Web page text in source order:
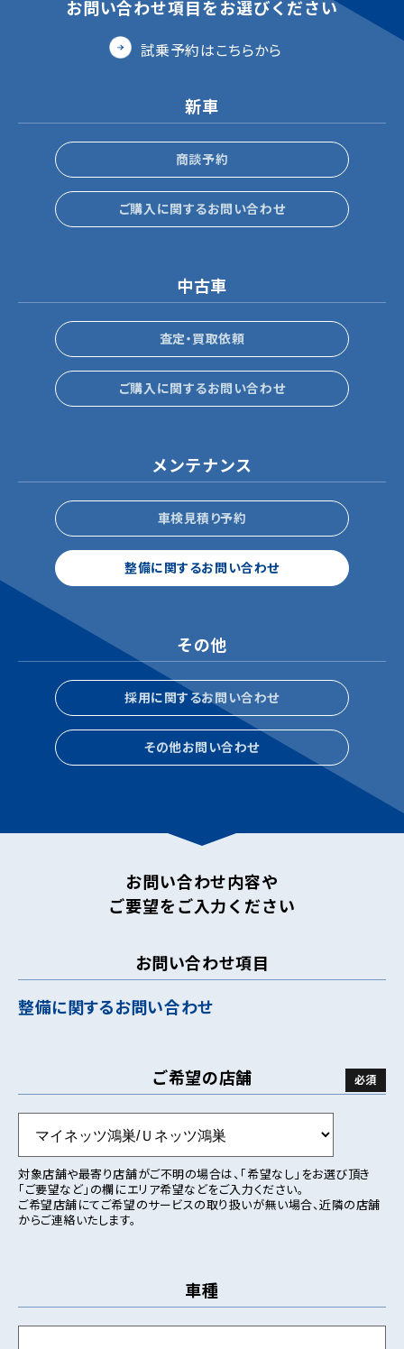
お問い合わせ項目をお選びください
試乗予約はこちらから
新車
商談予約
ご購入に関するお問い合わせ
中古車
査定・買取依頼
ご購入に関するお問い合わせ
メンテナンス
車検見積り予約
整備に関するお問い合わせ
その他
採用に関するお問い合わせ
その他お問い合わせ
お問い合わせ内容や
ご要望をご入力ください
お問い合わせ項目
整備に関するお問い合わせ
ご希望の店舗
対象店舗や最寄り店舗がご不明の場合は、「希望なし」をお選び頂き
「ご要望など」の欄にエリア希望などをご入力ください。
ご希望店舗にてご希望のサービスの取り扱いが無い場合、近隣の店舗
からご連絡いたします。
車種